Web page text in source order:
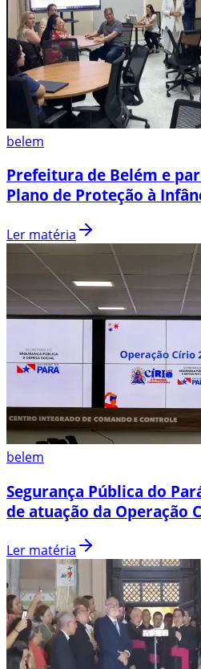
belem
Prefeitura de Belém e
Plano de Proteção à
Ler matéria
belem
Segurança Pública do
de atuação da Operação
Ler matéria